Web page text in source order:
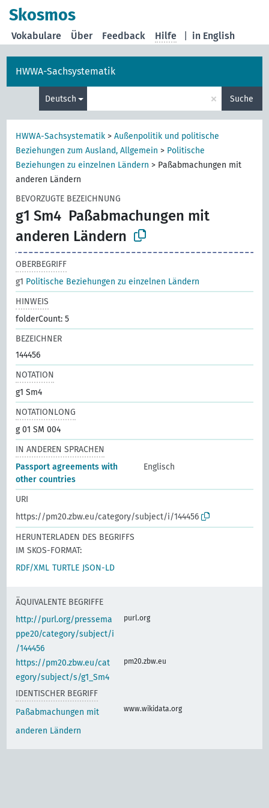
Skosmos
in English
Vokabulare Über Feedback Hilfe
HWWA-Sachsystematik
Deutsch × Suche
HWWA-Sachsystematik >Außenpolitik und politische
Beziehungen zum Ausland, Allgemein > Politische
Beziehungen zu einzelnen Ländern > Paßabmachungen mit
anderen Ländern
BEVORZUGTE BEZEICHNUNG
g1 Sm4 Paßabmachungen mit
anderen Ländern
OBERBEGRIFF
g1 Politische Beziehungen zu einzelnen Ländern
HINWEIS
folderCount: 5
BEZEICHNER
144456
NOTATION
g1 Sm4
NOTATIONLONG
g 01 SM 004
IN ANDEREN SPRACHEN
Passport agreements with
other countries
Englisch
URI
https://pm20.zbw.eu/category/subject/i/144456
HERUNTERLADEN DES BEGRIFFS
IM SKOS-FORMAT:
RDF/XML TURTLE JSON-LD
ÄQUIVALENTE BEGRIFFE
http://purl.org/pressema
ppe20/category/subject/i
/144456
purl.org
https://pm20.zbw.eu/cat
egory/subject/s/g1_Sm4
pm20.zbw.eu
IDENTISCHER BEGRIFF
Paßabmachungen mit
anderen Ländern
www.wikidata.org